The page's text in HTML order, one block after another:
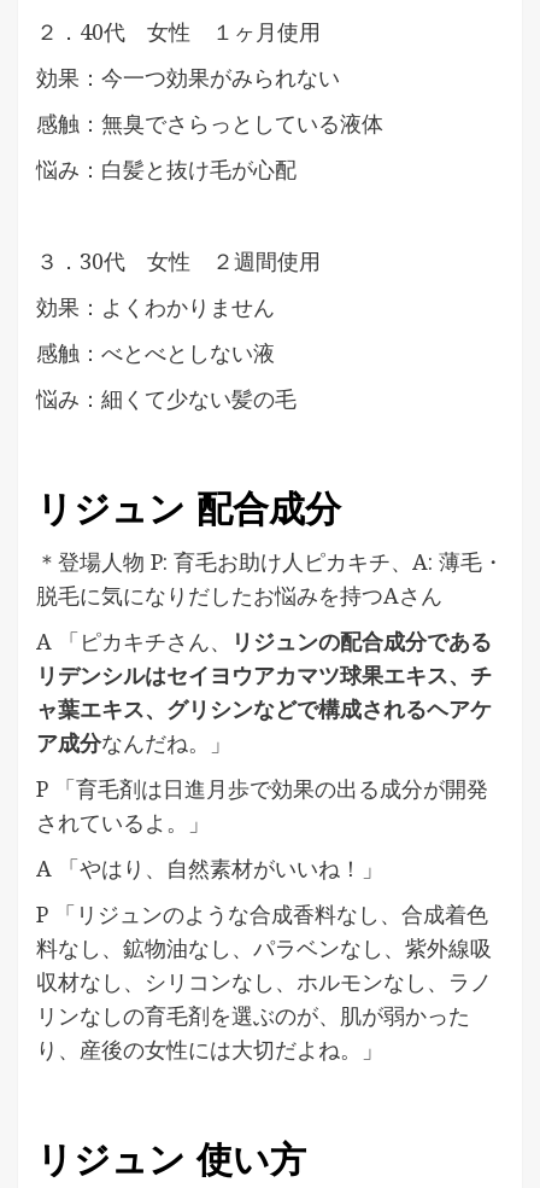
２．40代 女性 １ヶ月使用
効果：今一つ効果がみられない
感触：無臭でさらっとしている液体
悩み：白髪と抜け毛が心配
３．30代 女性 ２週間使用
効果：よくわかりません
感触：べとべとしない液
悩み：細くて少ない髪の毛
リジュン 配合成分
＊登場人物 P: 育毛お助け人ピカキチ、A: 薄毛・
脱毛に気になりだしたお悩みを持つAさん
A 「ピカキチさん、
リジュンの配合成分である
リデンシルはセイヨウアカマツ球果エキス、チ
ャ葉エキス、グリシンなどで構成されるヘアケ
ア成分なんだね。」
P 「育毛剤は日進月歩で効果の出る成分が開発
されているよ。」
A 「やはり、自然素材がいいね！」
P 「リジュンのような合成香料なし、合成着色
料なし、鉱物油なし、パラベンなし、紫外線吸
収材なし、シリコンなし、ホルモンなし、ラノ
リンなしの育毛剤を選ぶのが、肌が弱かった
り、産後の女性には大切だよね。」
リジュン 使い方